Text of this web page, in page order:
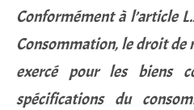
Conformément à l’article
Consommation, le droit
exercé pour les biens
spécifications du